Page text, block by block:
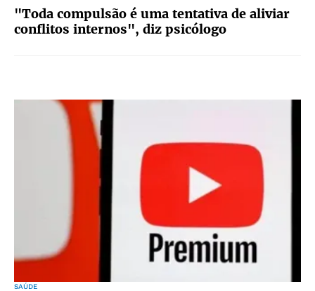
"Toda compulsão é uma tentativa de aliviar
conflitos internos", diz psicólogo
SAÚDE